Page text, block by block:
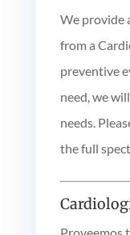
We provide
from a
preventive
need, we
needs.
the full